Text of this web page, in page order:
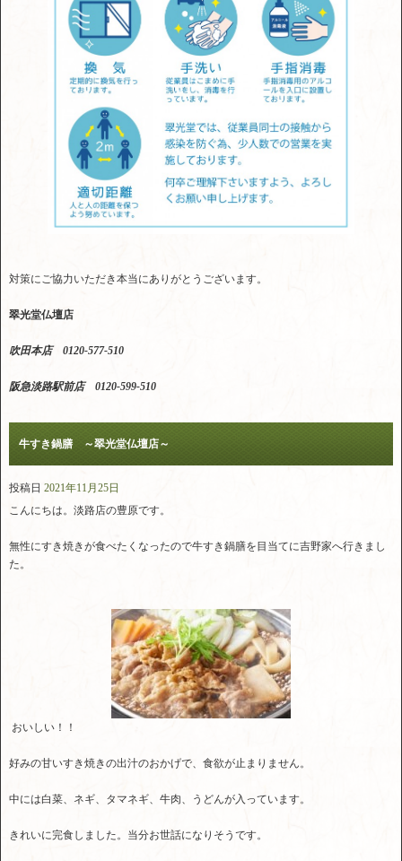
対策にご協力いただき本当にありがとうございます。
翠光堂仏壇店
吹田本店 0120-577-510
阪急淡路駅前店 0120-599-510
牛すき鍋膳 ～翠光堂仏壇店～
投稿日 2021年11月25日
こんにちは。淡路店の豊原です。
無性にすき焼きが食べたくなったので牛すき鍋膳を目当てに吉野家へ行きまし
た。
おいしい！！
好みの甘いすき焼きの出汁のおかげで、食欲が止まりません。
中には白菜、ネギ、タマネギ、牛肉、うどんが入っています。
きれいに完食しました。当分お世話になりそうです。